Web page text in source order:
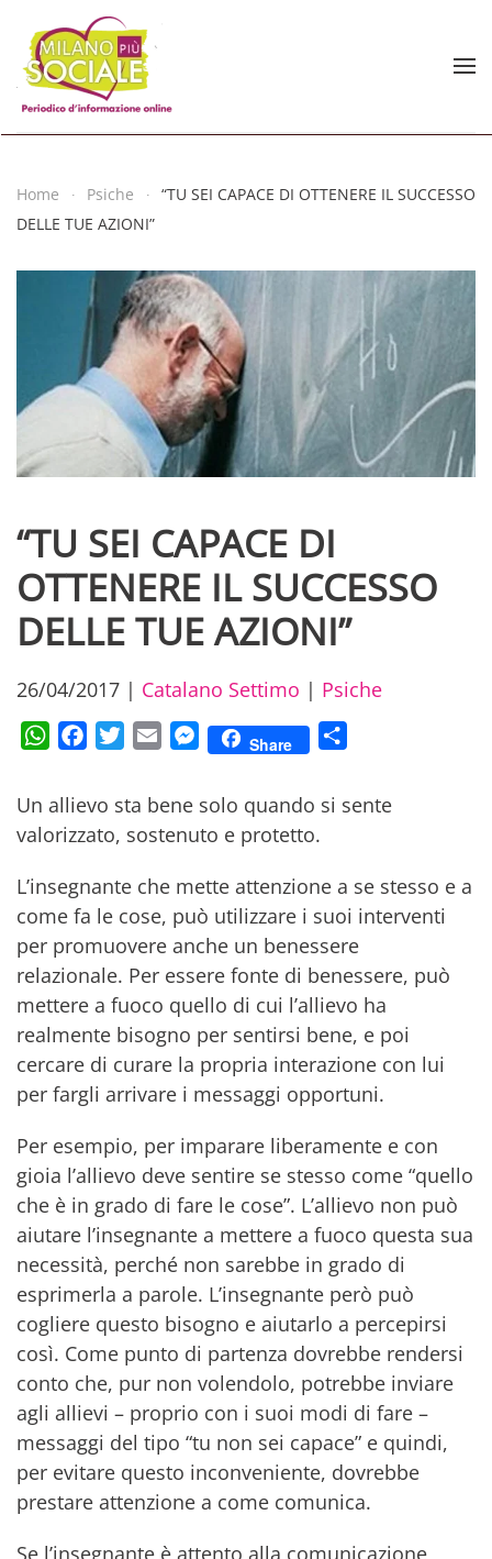
Skip to main content
Home Psiche
“TU SEI CAPACE DI OTTENERE IL SUCCESSO
DELLE TUE AZIONI”
“TU SEI CAPACE DI
OTTENERE IL SUCCESSO
DELLE TUE AZIONI”
26/04/2017 | Catalano Settimo | Psiche
WhatsAppFacebookTwitterEmail Messenger
Share
Un allievo sta bene solo quando si sente
valorizzato, sostenuto e protetto.
L’insegnante che mette attenzione a se stesso e a
come fa le cose, può utilizzare i suoi interventi
per promuovere anche un benessere
relazionale. Per essere fonte di benessere, può
mettere a fuoco quello di cui l’allievo ha
realmente bisogno per sentirsi bene, e poi
cercare di curare la propria interazione con lui
per fargli arrivare i messaggi opportuni.
Per esempio, per imparare liberamente e con
gioia l’allievo deve sentire se stesso come “quello
che è in grado di fare le cose”. L’allievo non può
aiutare l’insegnante a mettere a fuoco questa sua
necessità, perché non sarebbe in grado di
esprimerla a parole. L’insegnante però può
cogliere questo bisogno e aiutarlo a percepirsi
così. Come punto di partenza dovrebbe rendersi
conto che, pur non volendolo, potrebbe inviare
agli allievi – proprio con i suoi modi di fare –
messaggi del tipo “tu non sei capace” e quindi,
per evitare questo inconveniente, dovrebbe
prestare attenzione a come comunica.